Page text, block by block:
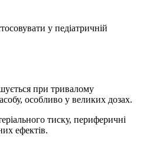
у педіатричній
при тривалому
особливо у великих дозах.
тиску, периферичні
ефектів.